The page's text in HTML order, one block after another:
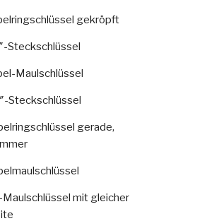
gekröpft
Steckschlüssel
Maulschlüssel
Steckschlüssel
gerade,
Maulschlüssel mit gleicher